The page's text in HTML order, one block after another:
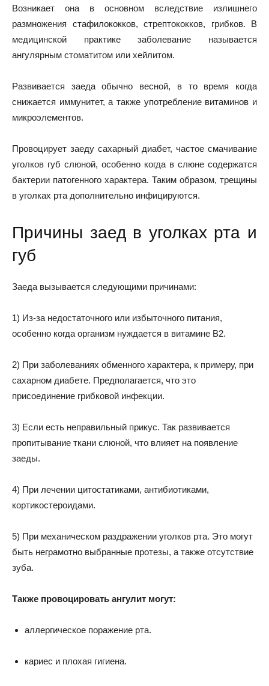
Возникает она в основном вследствие излишнего
размножения стафилококков, стрептококков, грибков. В
медицинской практике заболевание называется
ангулярным стоматитом или хейлитом.
Развивается заеда обычно весной, в то время когда
снижается иммунитет, а также употребление витаминов и
микроэлементов.
Провоцирует заеду сахарный диабет, частое смачивание
уголков губ слюной, особенно когда в слюне содержатся
бактерии патогенного характера. Таким образом, трещины
в уголках рта дополнительно инфицируются.
Причины заед в уголках рта и
губ
Заеда вызывается следующими причинами:
1) Из-за недостаточного или избыточного питания,
особенно когда организм нуждается в витамине В2.
2) При заболеваниях обменного характера, к примеру, при
сахарном диабете. Предполагается, что это
присоединение грибковой инфекции.
3) Если есть неправильный прикус. Так развивается
пропитывание ткани слюной, что влияет на появление
заеды.
4) При лечении цитостатиками, антибиотиками,
кортикостероидами.
5) При механическом раздражении уголков рта. Это могут
быть неграмотно выбранные протезы, а также отсутствие
зуба.
Также провоцировать ангулит могут:
аллергическое поражение рта.
кариес и плохая гигиена.